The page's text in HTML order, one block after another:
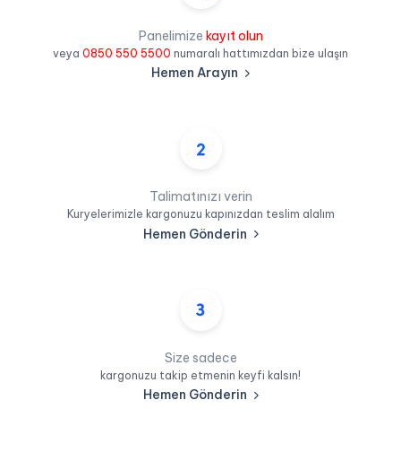
Panelimize kayıt olun
veya 0850 550 5500 numaralı hattımızdan bize ulaşın
Hemen Arayın
Talimatınızı verin
Kuryelerimizle kargonuzu kapınızdan teslim alalım
Hemen Gönderin
Size sadece
kargonuzu takip etmenin keyfi kalsın!
Hemen Gönderin